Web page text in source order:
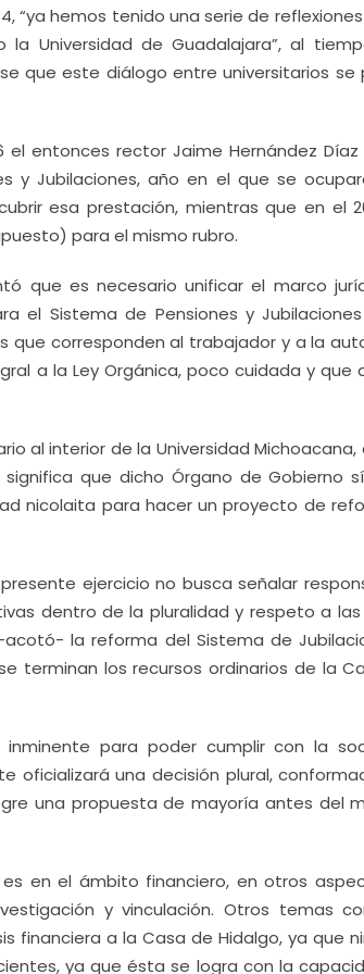
“ya hemos tenido una serie de
Universidad de Guadalajara”, al
que este diálogo entre universitarios se
entonces rector Jaime Hernández
Jubilaciones, año en el que se
esa prestación, mientras que en el
para el mismo rubro.
que es necesario unificar el marco
el Sistema de Pensiones y
que corresponden al trabajador y a la
a la Ley Orgánica, poco cuidada y que
al interior de la Universidad Michoacana,
que dicho Órgano de Gobierno
nicolaita para hacer un proyecto de
ejercicio no busca señalar
dentro de la pluralidad y respeto a las
la reforma del Sistema de
terminan los recursos ordinarios de la
para poder cumplir con la
oficializará una decisión plural,
una propuesta de mayoría antes del
en el ámbito financiero, en otros
y vinculación. Otros temas
financiera a la Casa de Hidalgo, ya que
ya que ésta se logra con la